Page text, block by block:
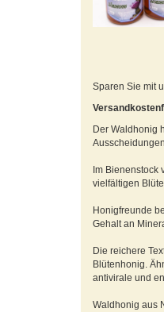
Sparen Sie mit
Der Waldhonig
Im
vielfältigen
Honigfreunde
Gehalt an
Die reichere
Blütenhonig.
antivirale und
Waldhonig aus